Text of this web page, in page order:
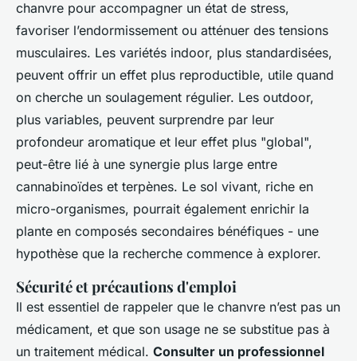
chanvre pour accompagner un état de stress,
favoriser l’endormissement ou atténuer des tensions
musculaires. Les variétés indoor, plus standardisées,
peuvent offrir un effet plus reproductible, utile quand
on cherche un soulagement régulier. Les outdoor,
plus variables, peuvent surprendre par leur
profondeur aromatique et leur effet plus "global",
peut-être lié à une synergie plus large entre
cannabinoïdes et terpènes. Le sol vivant, riche en
micro-organismes, pourrait également enrichir la
plante en composés secondaires bénéfiques - une
hypothèse que la recherche commence à explorer.
Sécurité et précautions d'emploi
Il est essentiel de rappeler que le chanvre n’est pas un
médicament, et que son usage ne se substitue pas à
un traitement médical. Consulter un professionnel